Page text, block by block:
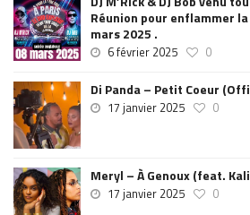
Réunion pour enflammer
mars 2025 .
6 février 2025 0
Di Panda – Petit Coeur
17 janvier 2025 0
Meryl – À Genoux (feat.
17 janvier 2025 0